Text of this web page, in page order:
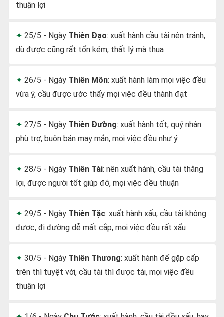
thuận lợi
25/5 - Ngày Thiên Đạo: xuất hành cầu tài nên tránh,
dù được cũng rất tốn kém, thất lý mà thua
26/5 - Ngày Thiên Môn: xuất hành làm mọi việc đều
vừa ý, cầu được ước thấy mọi việc đều thành đạt
27/5 - Ngày Thiên Đường: xuất hành tốt, quý nhân
phù trợ, buôn bán may mắn, mọi việc đều như ý
28/5 - Ngày Thiên Tài: nên xuất hành, cầu tài thắng
lợi, được người tốt giúp đỡ, mọi việc đều thuận
29/5 - Ngày Thiên Tặc: xuất hành xấu, cầu tài không
được, đi đường dễ mất cắp, mọi việc đều rất xấu
30/5 - Ngày Thiên Thương: xuất hành để gặp cấp
trên thì tuyệt vời, cầu tài thì được tài, mọi việc đều
thuận lợi